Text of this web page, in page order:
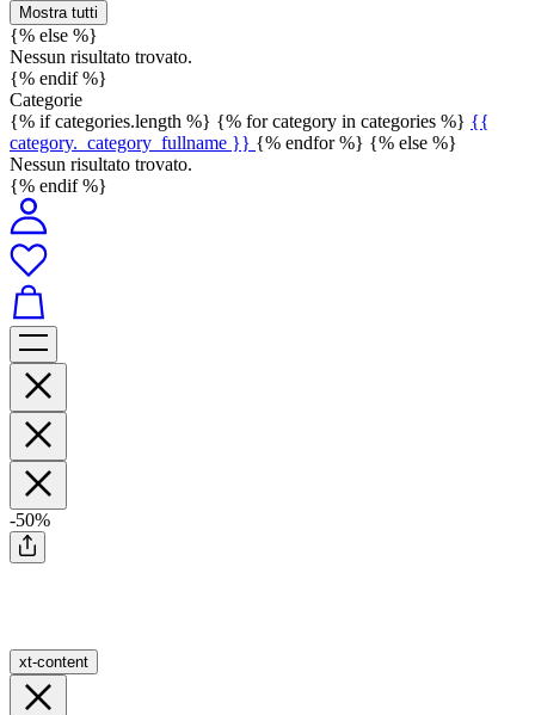
Mostra tutti
{% else %}
Nessun risultato trovato.
{% endif %}
Categorie
{% if categories.length %} {% for category in categories %} {{
category._category_fullname }} {% endfor %} {% else %}
Nessun risultato trovato.
{% endif %}
-50%
xt-content